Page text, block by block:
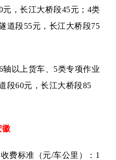
，长江大桥段45元；4类
道段55元，长江大桥段75
轴以上货车、5类专项作业
段60元，长江大桥段85
徽
费标准（元/车公里）：1